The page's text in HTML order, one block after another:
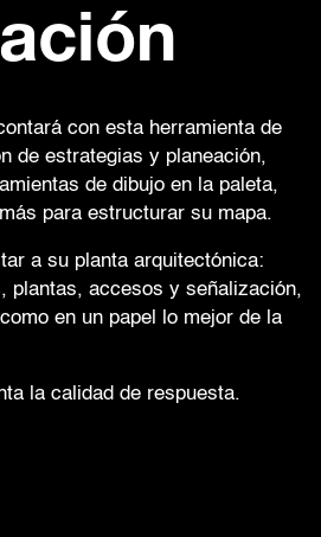
con esta herramienta de
de estrategias y planeación,
de dibujo en la paleta,
para estructurar su mapa.
a su planta arquitectónica:
plantas, accesos y señalización,
en un papel lo mejor de la
la calidad de respuesta.